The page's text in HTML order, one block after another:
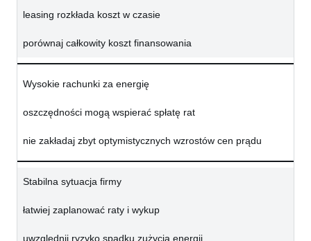
leasing rozkłada koszt w czasie
porównaj całkowity koszt finansowania
Wysokie rachunki za energię
oszczędności mogą wspierać spłatę rat
nie zakładaj zbyt optymistycznych wzrostów cen prądu
Stabilna sytuacja firmy
łatwiej zaplanować raty i wykup
uwzględnij ryzyko spadku zużycia energii